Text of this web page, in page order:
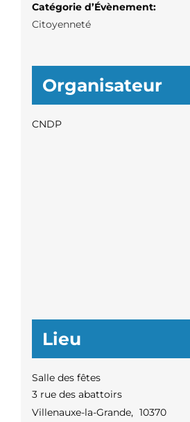
Catégorie d’Évènement:
Citoyenneté
Organisateur
CNDP
Lieu
Salle des fêtes
3 rue des abattoirs
Villenauxe-la-Grande, 10370